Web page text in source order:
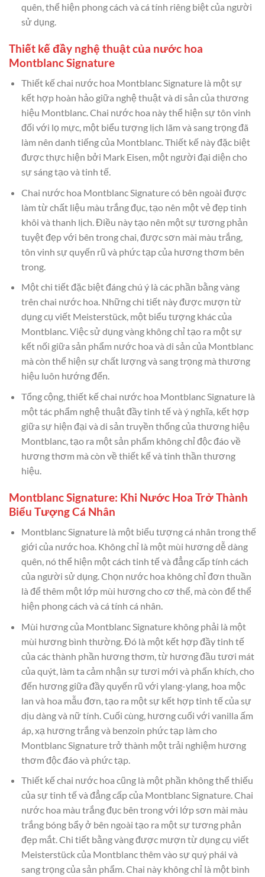
quên, thể hiện phong cách và cá tính riêng biệt của người
sử dụng.
Thiết kế đầy nghệ thuật của nước hoa
Montblanc Signature
Thiết kế chai nước hoa Montblanc Signature là một sự
kết hợp hoàn hảo giữa nghệ thuật và di sản của thương
hiệu Montblanc. Chai nước hoa này thể hiện sự tôn vinh
đối với lọ mực, một biểu tượng lịch lãm và sang trọng đã
làm nên danh tiếng của Montblanc. Thiết kế này đặc biệt
được thực hiện bởi Mark Eisen, một người đại diện cho
sự sáng tạo và tinh tế.
Chai nước hoa Montblanc Signature có bên ngoài được
làm từ chất liệu màu trắng đục, tạo nên một vẻ đẹp tinh
khôi và thanh lịch. Điều này tạo nên một sự tương phản
tuyệt đẹp với bên trong chai, được sơn mài màu trắng,
tôn vinh sự quyến rũ và phức tạp của hương thơm bên
trong.
Một chi tiết đặc biệt đáng chú ý là các phần bằng vàng
trên chai nước hoa. Những chi tiết này được mượn từ
dụng cụ viết Meisterstück, một biểu tượng khác của
Montblanc. Việc sử dụng vàng không chỉ tạo ra một sự
kết nối giữa sản phẩm nước hoa và di sản của Montblanc
mà còn thể hiện sự chất lượng và sang trọng mà thương
hiệu luôn hướng đến.
Tổng cộng, thiết kế chai nước hoa Montblanc Signature là
một tác phẩm nghệ thuật đầy tinh tế và ý nghĩa, kết hợp
giữa sự hiện đại và di sản truyền thống của thương hiệu
Montblanc, tạo ra một sản phẩm không chỉ độc đáo về
hương thơm mà còn về thiết kế và tinh thần thương
hiệu.
Montblanc Signature: Khi Nước Hoa Trở Thành
Biểu Tượng Cá Nhân
Montblanc Signature là một biểu tượng cá nhân trong thế
giới của nước hoa. Không chỉ là một mùi hương dễ dàng
quên, nó thể hiện một cách tinh tế và đẳng cấp tính cách
của người sử dụng. Chọn nước hoa không chỉ đơn thuần
là để thêm một lớp mùi hương cho cơ thể, mà còn để thể
hiện phong cách và cá tính cá nhân.
Mùi hương của Montblanc Signature không phải là một
mùi hương bình thường. Đó là một kết hợp đầy tinh tế
của các thành phần hương thơm, từ hương đầu tươi mát
của quýt, làm ta cảm nhận sự tươi mới và phấn khích, cho
đến hương giữa đầy quyến rũ với ylang-ylang, hoa mộc
lan và hoa mẫu đơn, tạo ra một sự kết hợp tinh tế của sự
dịu dàng và nữ tính. Cuối cùng, hương cuối với vanilla ấm
áp, xạ hương trắng và benzoin phức tạp làm cho
Montblanc Signature trở thành một trải nghiệm hương
thơm độc đáo và phức tạp.
Thiết kế chai nước hoa cũng là một phần không thể thiếu
của sự tinh tế và đẳng cấp của Montblanc Signature. Chai
nước hoa màu trắng đục bên trong với lớp sơn mài màu
trắng bóng bẩy ở bên ngoài tạo ra một sự tương phản
đẹp mắt. Chi tiết bằng vàng được mượn từ dụng cụ viết
Meisterstück của Montblanc thêm vào sự quý phái và
sang trọng của sản phẩm. Chai này không chỉ là một bình